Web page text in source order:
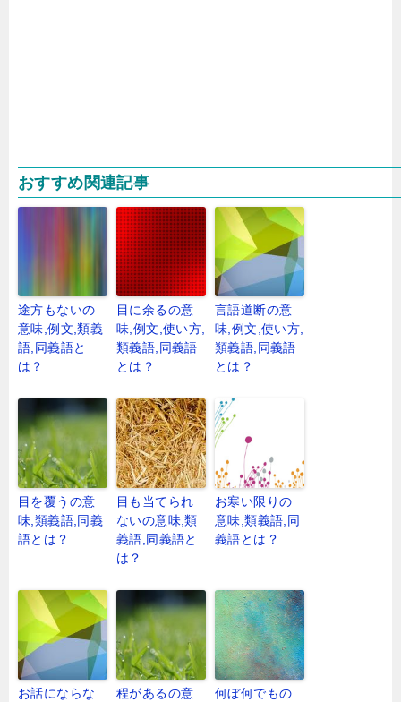
おすすめ関連記事
途方もないの
意味,例文,類義
語,同義語と
は？
目に余るの意
味,例文,使い方,
類義語,同義語
とは？
言語道断の意
味,例文,使い方,
類義語,同義語
とは？
目を覆うの意
味,類義語,同義
語とは？
目も当てられ
ないの意味,類
義語,同義語と
は？
お寒い限りの
意味,類義語,同
義語とは？
お話にならな
程があるの意
何ぼ何でもの